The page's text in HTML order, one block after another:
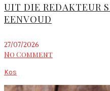
UIT DIE REDAKTEUR
EENVOUD
27/07/2026
No Comment
Kos